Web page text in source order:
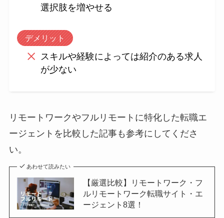
選択肢を増やせる
デメリット
スキルや経験によっては紹介のある求人
が少ない
リモートワークやフルリモートに特化した転職エ
ージェントを比較した記事も参考にしてくださ
い。
あわせて読みたい
【厳選比較】リモートワーク・フ
ルリモートワーク転職サイト・エ
ージェント8選！